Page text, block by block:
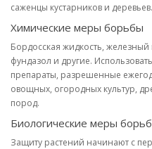
саженцы кустарников и деревьев.
Химические меры борьбы
Бордосская жидкость,
фундазол и другие.
препараты, разрешенные
овощных, огородных культур,
пород.
Биологические меры
Защиту растений начинают с